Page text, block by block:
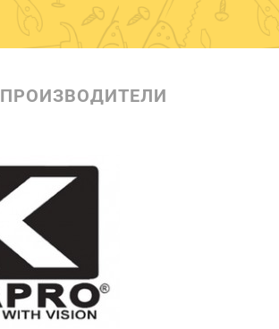
ПРОИЗВОДИТЕЛИ